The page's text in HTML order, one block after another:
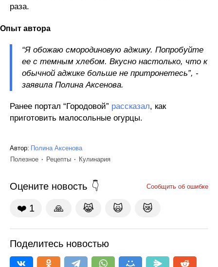
раза.
Опыт автора
“Я обожаю смородиновую аджику. Попробуйте
ее с темным хлебом. Вкусно настолько, что к
обычной аджике больше не притронетесь”, -
заявила Полина Аксенова.
Ранее портал “Городовой” рассказал, как
приготовить малосольные огурцы.
Автор: Полина Аксенова
Полезное
Рецепты Кулинария
Оцените новость Сообщить об ошибке
❤️ 1 🙏 😹 🙀 😿
Поделитесь новостью